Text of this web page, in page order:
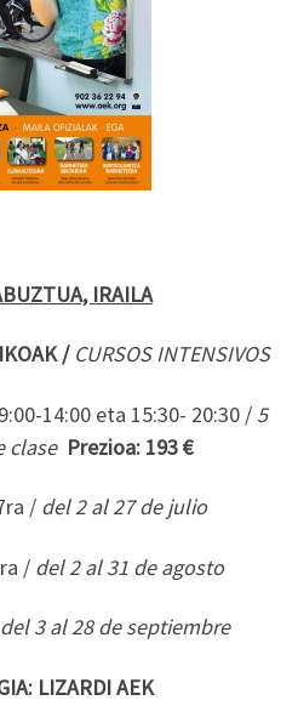
IRAILA
/ CURSOS INTENSIVOS
14:00 eta 15:30- 20:30 / 5
clase Prezioa: 193€
/ del2 al27 de julio
/ del2 al 31 de agosto
del3al28 de septiembre
LIZARDIAEK